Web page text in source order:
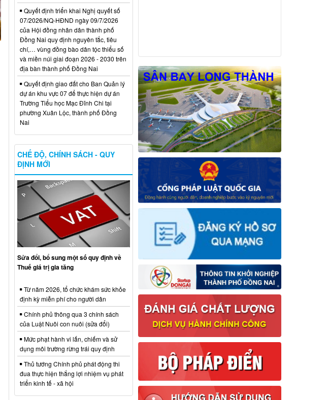
Quyết định triển khai Nghị quyết số
07/2026/NQ-HĐND ngày 09/7/2026
của Hội đồng nhân dân thành phố
Đồng Nai quy định nguyên tắc, tiêu
chí,… vùng đồng bào dân tộc thiểu số
và miền núi giai đoạn 2026 - 2030 trên
địa bàn thành phố Đồng Nai
Quyết định giao đất cho Ban Quản lý
dự án khu vực 07 để thực hiện dự án
Trường Tiểu học Mạc Đĩnh Chi tại
phường Xuân Lộc, thành phố Đồng
Nai
CHẾ ĐỘ, CHÍNH SÁCH - QUY
ĐỊNH MỚI
Sửa đổi, bổ sung một số quy định về
Thuế giá trị gia tăng
Từ năm 2026, tổ chức khám sức khỏe
định kỳ miễn phí cho người dân
Chính phủ thông qua 3 chính sách
của Luật Nuôi con nuôi (sửa đổi)
Mức phạt hành vi lấn, chiếm và sử
dụng môi trường rừng trái quy định
Thủ tướng Chính phủ phát động thi
đua thực hiện thắng lợi nhiệm vụ phát
triển kinh tế - xã hội